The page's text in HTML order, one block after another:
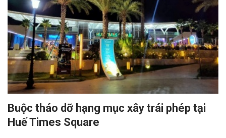
Buộc tháo dỡ hạng mục xây trái phép tại
Huế Times Square